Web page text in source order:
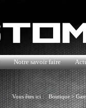
Notre savoir faire
Vous êtes ici :Boutique>